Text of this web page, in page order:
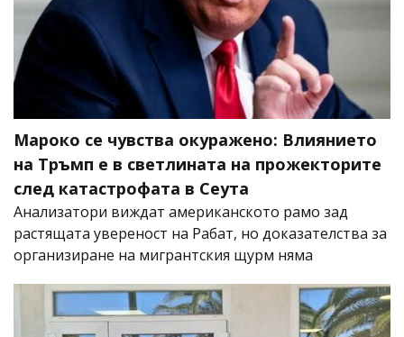
Мароко се чувства окуражено: Влиянието
на Тръмп е в светлината на прожекторите
след катастрофата в Сеута
Анализатори виждат американското рамо зад
растящата увереност на Рабат, но доказателства за
организиране на мигрантския щурм няма